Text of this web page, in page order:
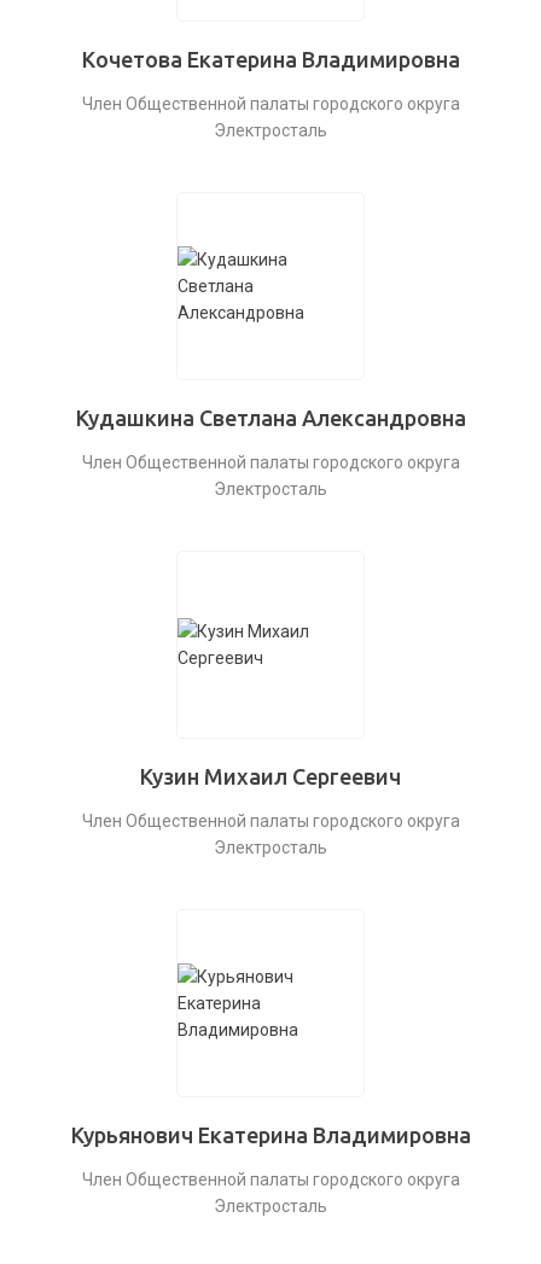
Кочетова Екатерина Владимировна
Член Общественной палаты городского округа
Электросталь
Кудашкина Светлана Александровна
Член Общественной палаты городского округа
Электросталь
Кузин Михаил Сергеевич
Член Общественной палаты городского округа
Электросталь
Курьянович Екатерина Владимировна
Член Общественной палаты городского округа
Электросталь